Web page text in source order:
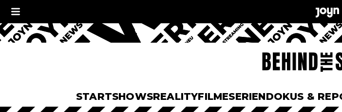
STARTSHOWSREALITYFILMESERIENDOKUS &